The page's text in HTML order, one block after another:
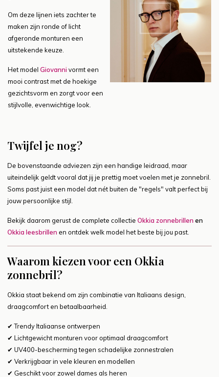
Om deze lijnen iets zachter te
maken zijn ronde of licht
afgeronde monturen een
uitstekende keuze.
Het model Giovanni vormt een
mooi contrast met de hoekige
gezichtsvorm en zorgt voor een
stijlvolle, evenwichtige look.
Twijfel je nog?
De bovenstaande adviezen zijn een handige leidraad, maar
uiteindelijk geldt vooral dat jij je prettig moet voelen met je zonnebril.
Soms past juist een model dat nét buiten de "regels" valt perfect bij
jouw persoonlijke stijl.
Bekijk daarom gerust de complete collectie Okkia zonnebrillen en
Okkia leesbrillen en ontdek welk model het beste bij jou past.
Waarom kiezen voor een Okkia
zonnebril?
Okkia staat bekend om zijn combinatie van Italiaans design,
draagcomfort en betaalbaarheid.
✔ Trendy Italiaanse ontwerpen
✔ Lichtgewicht monturen voor optimaal draagcomfort
✔ UV400-bescherming tegen schadelijke zonnestralen
✔ Verkrijgbaar in vele kleuren en modellen
✔ Geschikt voor zowel dames als heren